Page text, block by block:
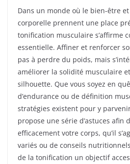
Dans un monde où le bien-être et
corporelle prennent une place
tonification musculaire s’affirme
essentielle. Affiner et renforcer
pas à perdre du poids, mais
améliorer la solidité musculaire
silhouette. Que vous soyez en
d’endurance ou de définition
stratégies existent pour y
propose une série d’astuces afin
efficacement votre corps, qu’il
variés ou de conseils
de la tonification un objectif